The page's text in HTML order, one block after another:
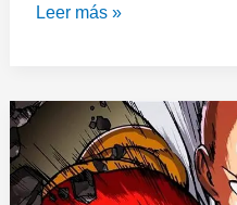
Leer más »
Viernes
de
Reco:
7